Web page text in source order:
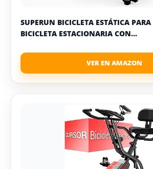
SUPERUN BICICLETA ESTÁTICA
BICICLETA ESTACIONARIA CON...